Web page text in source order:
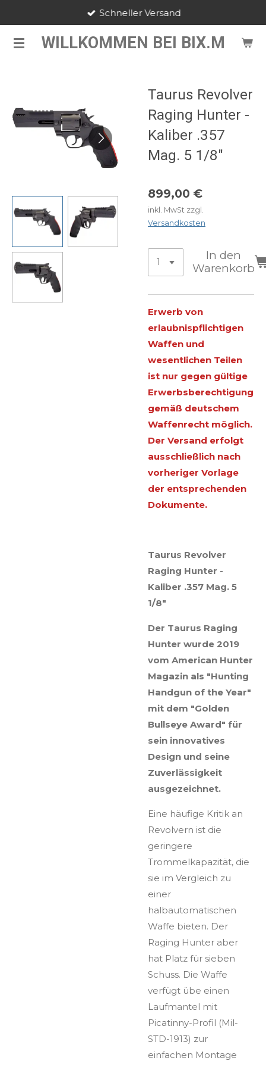
springen WILLKOMMEN BEI BIX.M
Schneller Versand
Taurus Revolver
Raging Hunter -
Kaliber .357
Mag. 5 1/8"
899,00 €
inkl. MwSt zzgl.
Versandkosten
In den
Warenkorb
Erwerb von
erlaubnispflichtigen
Waffen und
wesentlichen Teilen
ist nur gegen gültige
Erwerbsberechtigung
gemäß deutschem
Waffenrecht möglich.
Der Versand erfolgt
ausschließlich nach
vorheriger Vorlage
der entsprechenden
Dokumente.
Taurus Revolver
Raging Hunter -
Kaliber .357 Mag. 5
1/8"
Der Taurus Raging
Hunter wurde 2019
vom American Hunter
Magazin als "Hunting
Handgun of the Year"
mit dem "Golden
Bullseye Award" für
sein innovatives
Design und seine
Zuverlässigkeit
ausgezeichnet.
Eine häufige Kritik an
Revolvern ist die
geringere
Trommelkapazität, die
sie im Vergleich zu
einer
halbautomatischen
Waffe bieten. Der
Raging Hunter aber
hat Platz für sieben
Schuss. Die Waffe
verfügt übe einen
Laufmantel mit
Picatinny-Profil (Mil-
STD-1913) zur
einfachen Montage